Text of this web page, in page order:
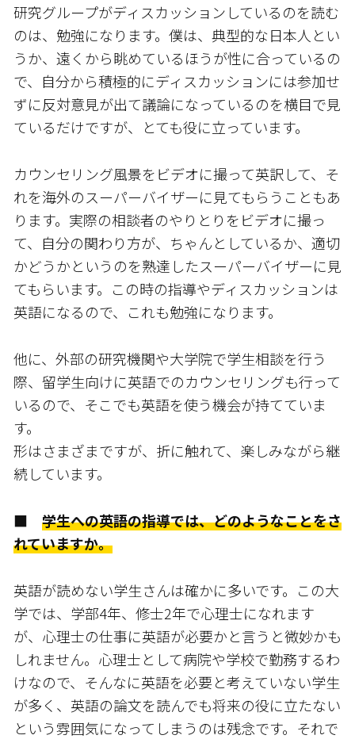
研究グループがディスカッションしているのを読む
のは、勉強になります。僕は、典型的な日本人とい
うか、遠くから眺めているほうが性に合っているの
で、自分から積極的にディスカッションには参加せ
ずに反対意見が出て議論になっているのを横目で見
ているだけですが、とても役に立っています。
カウンセリング風景をビデオに撮って英訳して、そ
れを海外のスーパーバイザーに見てもらうこともあ
ります。実際の相談者のやりとりをビデオに撮っ
て、自分の関わり方が、ちゃんとしているか、適切
かどうかというのを熟達したスーパーバイザーに見
てもらいます。この時の指導やディスカッションは
英語になるので、これも勉強になります。
他に、外部の研究機関や大学院で学生相談を行う
際、留学生向けに英語でのカウンセリングも行って
いるので、そこでも英語を使う機会が持てていま
す。
形はさまざまですが、折に触れて、楽しみながら継
続しています。
■ 学生への英語の指導では、どのようなことをさ
れていますか。
英語が読めない学生さんは確かに多いです。この大
学では、学部4年、修士2年で心理士になれます
が、心理士の仕事に英語が必要かと言うと微妙かも
しれません。心理士として病院や学校で勤務するわ
けなので、そんなに英語を必要と考えていない学生
が多く、英語の論文を読んでも将来の役に立たない――
という雰囲気になってしまうのは残念です。それで